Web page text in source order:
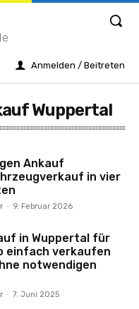
Anmelden / Beitreten
Wuppertal
Ankauf
in vier
- 9. Februar 2026
in Wuppertal für
einfach verkaufen
notwendigen
- 7. Juni 2025